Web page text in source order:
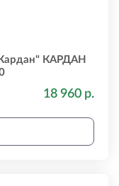
КАРДАН
18 960 р.